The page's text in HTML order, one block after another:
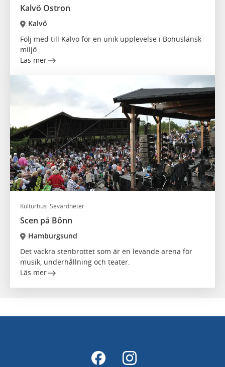
Kalvö Ostron
Kalvö
Följ med till Kalvö för en unik upplevelse i Bohuslänsk
miljö
Läs mer
Kulturhus Sevärdheter
Scen på Bônn
Hamburgsund
Det vackra stenbrottet som är en levande arena för
musik, underhållning och teater.
Läs mer